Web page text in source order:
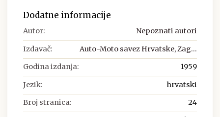
Dodatne informacije
Autor: Nepoznati autori
Izdavač: Auto-Moto savez Hrvatske, Zag...
Godina izdanja: 1959
Jezik: hrvatski
Broj stranica: 24